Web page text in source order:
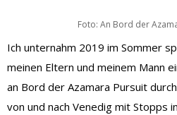
Foto: An Bord der
Ich unternahm 2019 im Sommer
meinen Eltern und meinem Mann
an Bord der Azamara Pursuit
von und nach Venedig mit Stopps